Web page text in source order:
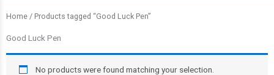
Home / Products tagged “Good Luck Pen”
Good Luck Pen
No products were found matching your selection.